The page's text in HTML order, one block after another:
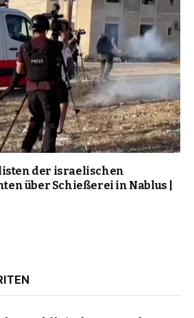
der israelischen
über Schießerei in Nablus |